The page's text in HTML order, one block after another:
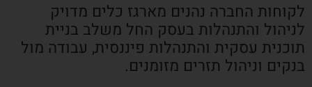
לקוחות החברה נהנים מארגז כלים מדויק
לניהול והתנהלות בעסק החל משלב בניית
תוכנית עסקית והתנהלות פיננסית, עבודה מול
בנקים וניהול תזרים מזומנים.